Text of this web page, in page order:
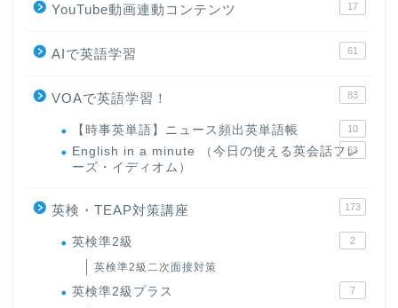
YouTube動画連動コンテンツ 17
AIで英語学習 61
VOAで英語学習！ 83
【時事英単語】ニュース頻出英単語帳 10
English in a minute （今日の使える英会話フレ
ーズ・イディオム）
63
英検・TEAP対策講座 173
英検準2級 2
英検準2級二次面接対策
英検準2級プラス 7